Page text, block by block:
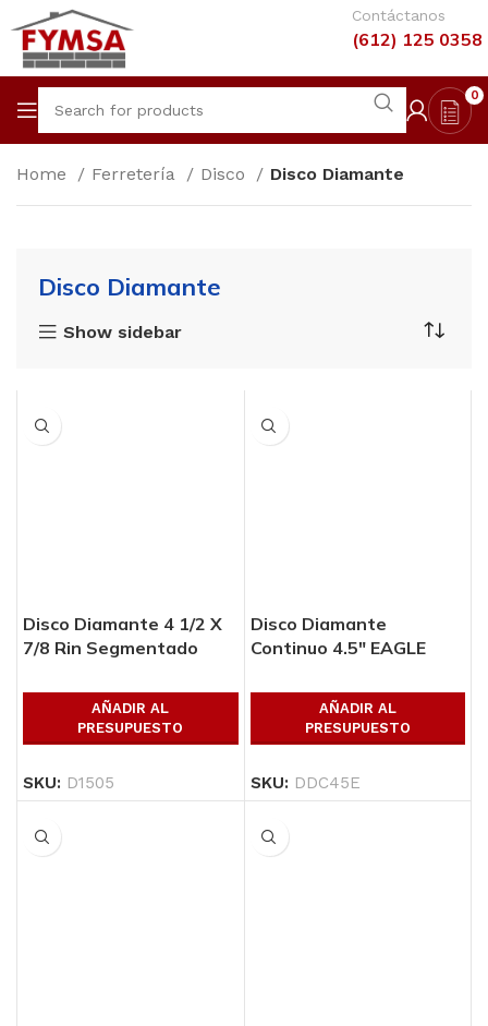
Contáctanos
(612) 125 0358
0
Home Ferretería Disco Disco Diamante
Disco Diamante
Show sidebar
Disco Diamante 4 1/2 X
7/8 Rin Segmentado
AÑADIR AL
PRESUPUESTO
SKU: D1505
Disco Diamante
Continuo 4.5″ EAGLE
AÑADIR AL
PRESUPUESTO
SKU: DDC45E